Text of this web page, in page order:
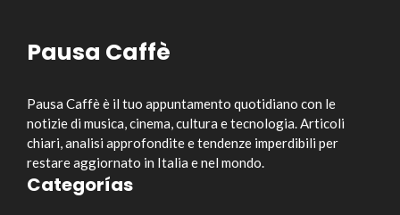
Pausa Caffè
Pausa Caffè è il tuo appuntamento quotidiano con le
notizie di musica, cinema, cultura e tecnologia. Articoli
chiari, analisi approfondite e tendenze imperdibili per
restare aggiornato in Italia e nel mondo.
Categorías